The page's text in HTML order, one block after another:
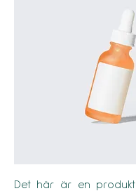
Det här är en produkt